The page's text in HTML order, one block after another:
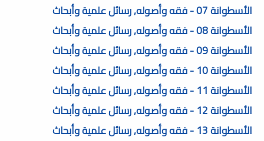
الأسطوانة 07 - فقه وأصوله, رسائل علمية وأبحاث
الأسطوانة 08 - فقه وأصوله, رسائل علمية وأبحاث
الأسطوانة 09 - فقه وأصوله, رسائل علمية وأبحاث
الأسطوانة 10 - فقه وأصوله, رسائل علمية وأبحاث
الأسطوانة 11 - فقه وأصوله, رسائل علمية وأبحاث
الأسطوانة 12 - فقه وأصوله, رسائل علمية وأبحاث
الأسطوانة 13 - فقه وأصوله, رسائل علمية وأبحاث